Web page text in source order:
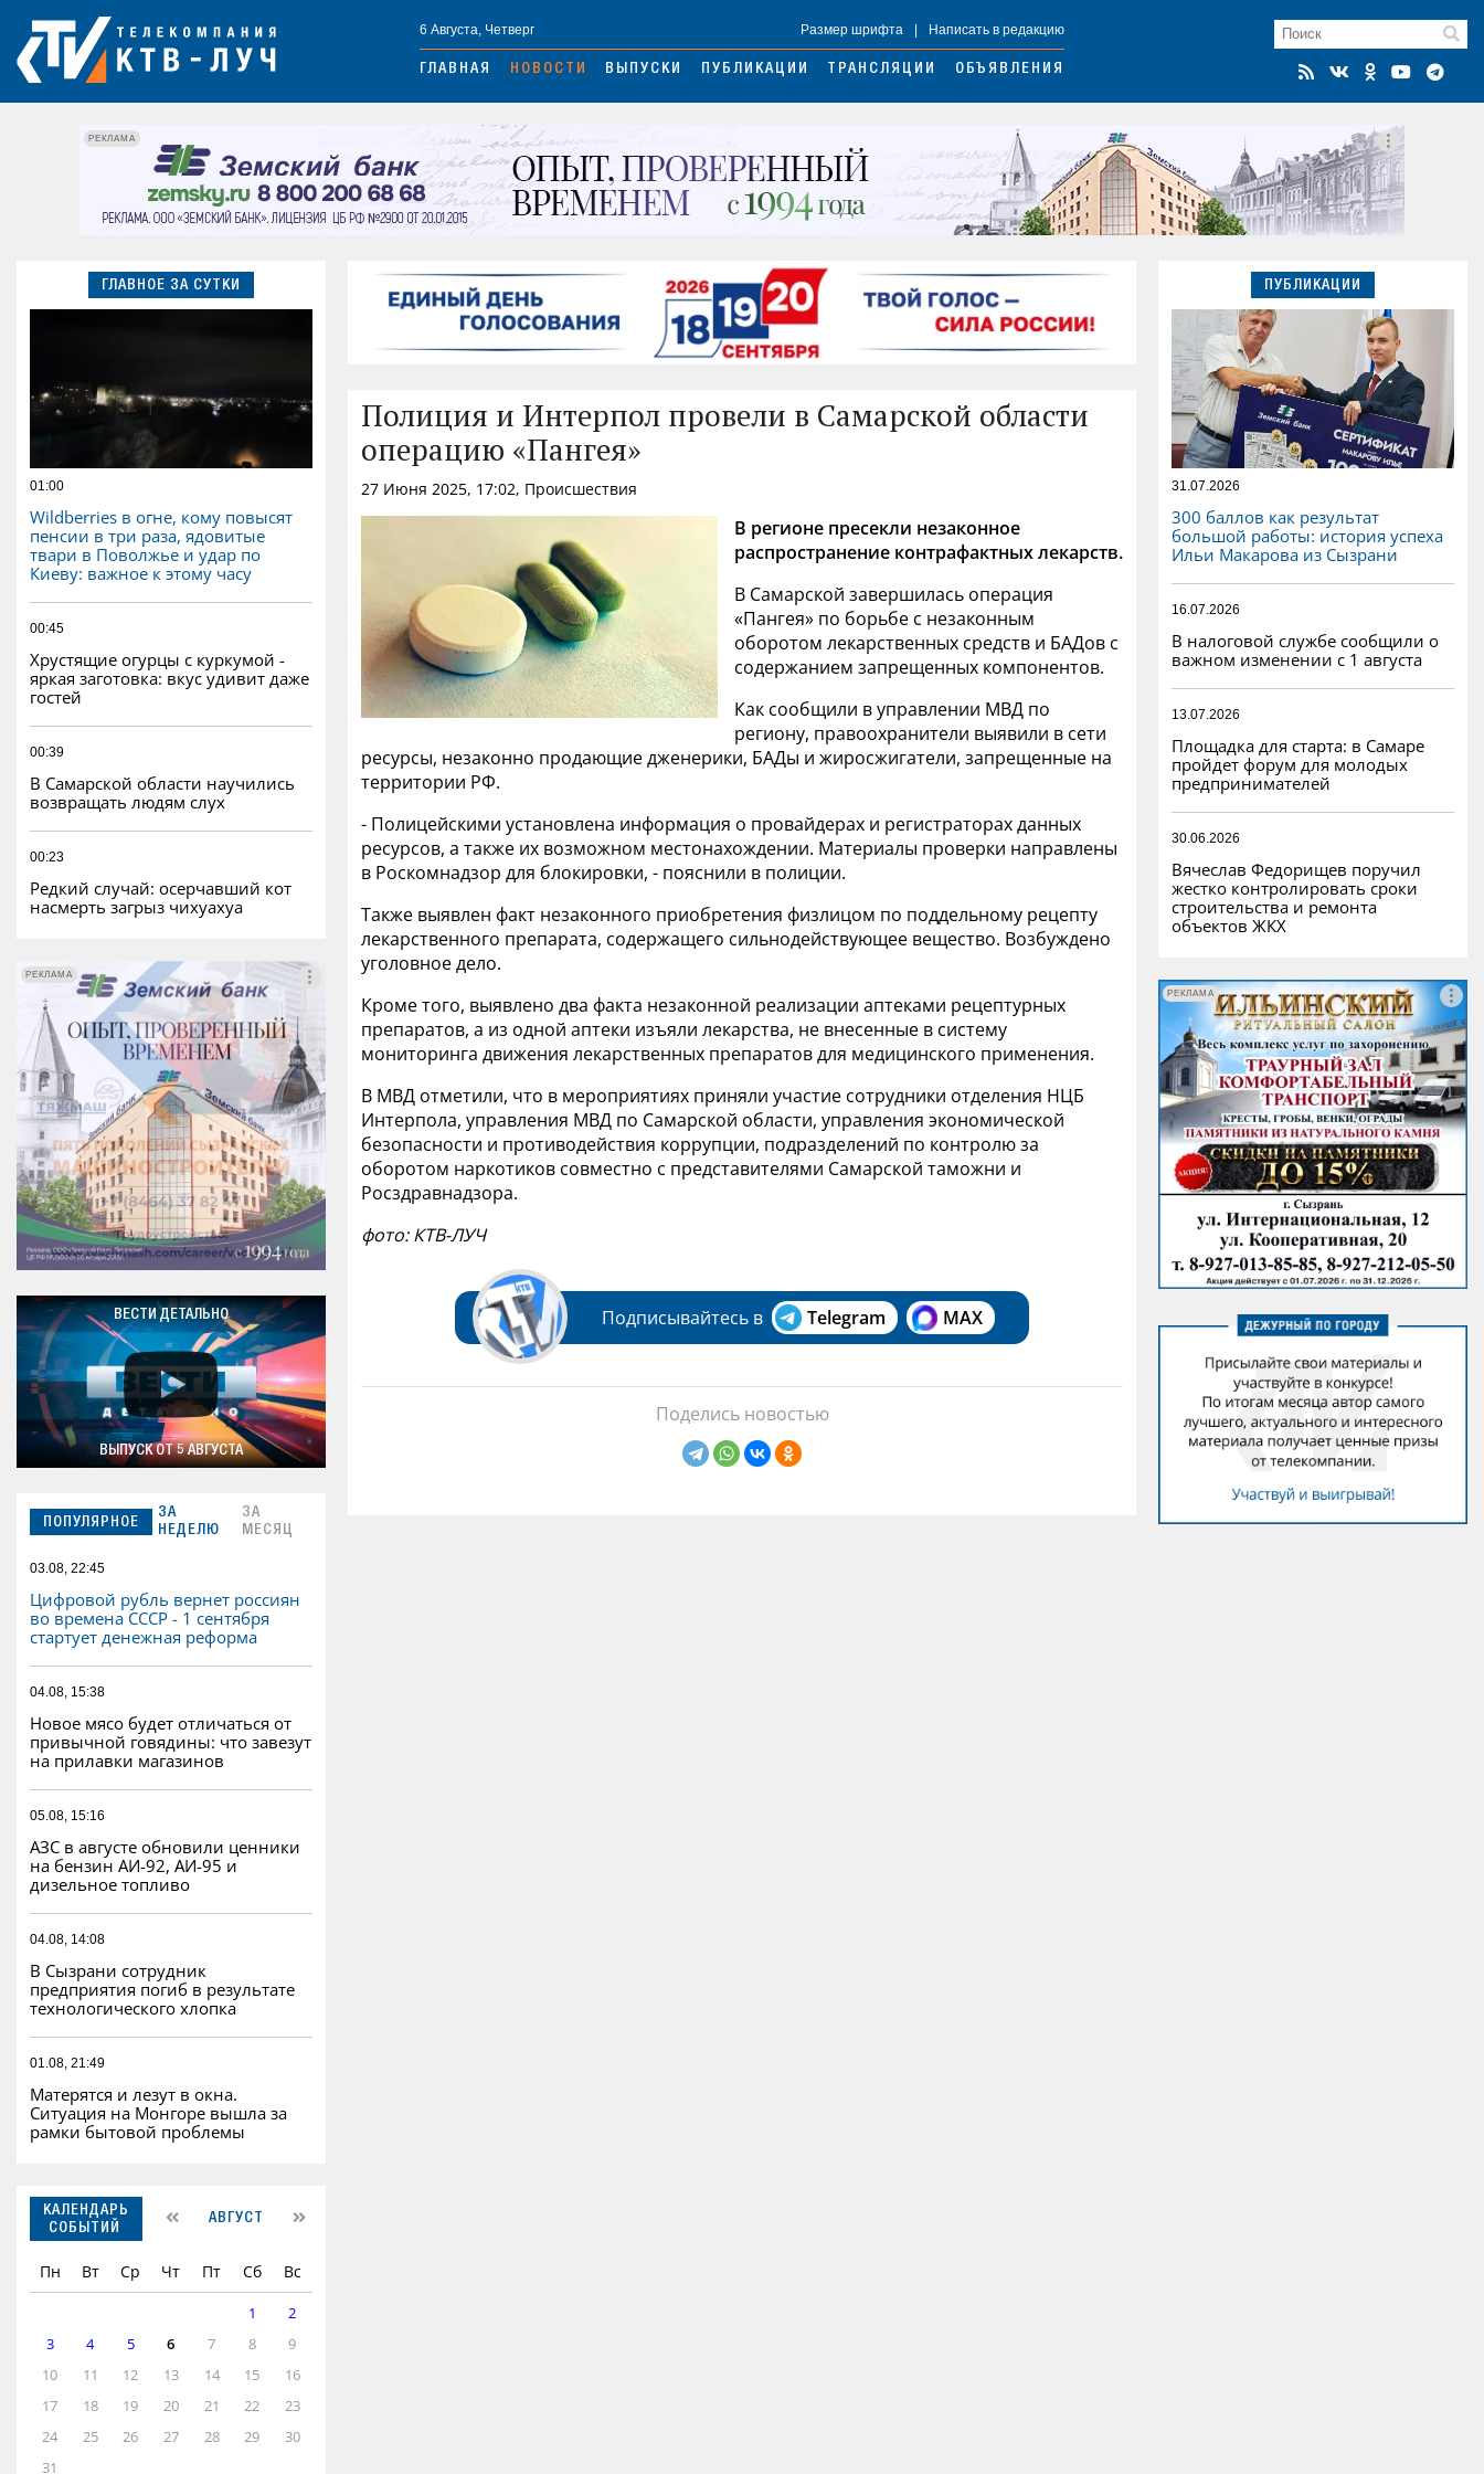
6 Августа, Четверг Размер шрифта Написать в редакцию
ГЛАВНАЯ НОВОСТИ ВЫПУСКИ ПУБЛИКАЦИИ ТРАНСЛЯЦИИ ОБЪЯВЛЕНИЯ
РЕКЛАМА
ГЛАВНОЕ ЗА СУТКИ
01:00
Wildberries в огне, кому повысят
пенсии в три раза, ядовитые
твари в Поволжье и удар по
Киеву: важное к этому часу
00:45
Хрустящие огурцы с куркумой -
яркая заготовка: вкус удивит даже
гостей
00:39
В Самарской области научились
возвращать людям слух
00:23
Редкий случай: осерчавший кот
насмерть загрыз чихуахуа
РЕКЛАМА
РЕКЛАМА
ВЕСТИ ДЕТАЛЬНО
ВЫПУСК ОТ 5 АВГУСТА
ПОПУЛЯРНОЕ
ЗА
НЕДЕЛЮ
ЗА
МЕСЯЦ
03.08, 22:45
Цифровой рубль вернет россиян
во времена СССР - 1 сентября
стартует денежная реформа
04.08, 15:38
Новое мясо будет отличаться от
привычной говядины: что завезут
на прилавки магазинов
05.08, 15:16
АЗС в августе обновили ценники
на бензин АИ-92, АИ-95 и
дизельное топливо
04.08, 14:08
В Сызрани сотрудник
предприятия погиб в результате
технологического хлопка
01.08, 21:49
Матерятся и лезут в окна.
Ситуация на Монгоре вышла за
рамки бытовой проблемы
КАЛЕНДАРЬ
СОБЫТИЙ
АВГУСТ
Пн Вт Ср Чт Пт Сб Вс
1
2
3
4 5 6 7 8
9
10
11 12 13 14 15
16
17
18 19 20 21 22
23
24
25 26 27 28 29
30
31
Полиция и Интерпол провели в Самарской области
операцию «Пангея»
27 Июня 2025, 17:02, Происшествия
В регионе пресекли незаконное
распространение контрафактных лекарств.
В Самарской завершилась операция
«Пангея» по борьбе с незаконным
оборотом лекарственных средств и БАДов с
содержанием запрещенных компонентов.
Как сообщили в управлении МВД по
региону, правоохранители выявили в сети
ресурсы, незаконно продающие дженерики, БАДы и жиросжигатели, запрещенные на
территории РФ.
- Полицейскими установлена информация о провайдерах и регистраторах данных
ресурсов, а также их возможном местонахождении. Материалы проверки направлены
в Роскомнадзор для блокировки, - пояснили в полиции.
Также выявлен факт незаконного приобретения физлицом по поддельному рецепту
лекарственного препарата, содержащего сильнодействующее вещество. Возбуждено
уголовное дело.
Кроме того, выявлено два факта незаконной реализации аптеками рецептурных
препаратов, а из одной аптеки изъяли лекарства, не внесенные в систему
мониторинга движения лекарственных препаратов для медицинского применения.
В МВД отметили, что в мероприятиях приняли участие сотрудники отделения НЦБ
Интерпола, управления МВД по Самарской области, управления экономической
безопасности и противодействия коррупции, подразделений по контролю за
оборотом наркотиков совместно с представителями Самарской таможни и
Росздравнадзора.
фото: КТВ-ЛУЧ
Подписывайтесь в Telegram MAX
Поделись новостью
ПУБЛИКАЦИИ
31.07.2026
300 баллов как результат
большой работы: история успеха
Ильи Макарова из Сызрани
16.07.2026
В налоговой службе сообщили о
важном изменении с 1 августа
13.07.2026
Площадка для старта: в Самаре
пройдет форум для молодых
предпринимателей
30.06.2026
Вячеслав Федорищев поручил
жестко контролировать сроки
строительства и ремонта
объектов ЖКХ
РЕКЛАМА